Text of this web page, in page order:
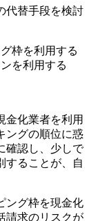
代替手段を検討
枠を利用する
を利用する
金化業者を利用
ングの順位に惑
確認し、少しで
することが、自
ング枠を現金化
請求のリスクが